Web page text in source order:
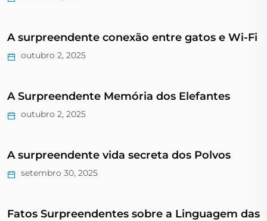
A surpreendente conexão entre gatos e Wi-Fi
outubro 2, 2025
A Surpreendente Memória dos Elefantes
outubro 2, 2025
A surpreendente vida secreta dos Polvos
setembro 30, 2025
Fatos Surpreendentes sobre a Linguagem das